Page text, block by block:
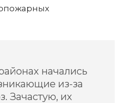
начались
из-за
Зачастую, их